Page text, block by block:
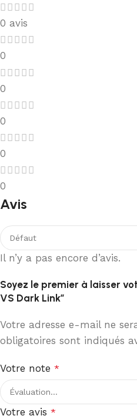
0 avis
0
0
0
0
0
Avis
Il n’y a pas encore d’avis.
Soyez le premier à laisser
VS Dark Link”
Votre adresse e-mail ne
obligatoires sont indiqués
Votre note *
Votre avis *